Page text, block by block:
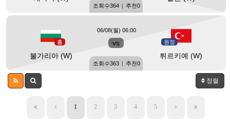
조회수364 | 추천0
홈
불가리아 (W)
vs 원정
튀르키예 (W)
06/08(월) 06:00
조회수363 | 추천0
정렬
1 2 3 4 5